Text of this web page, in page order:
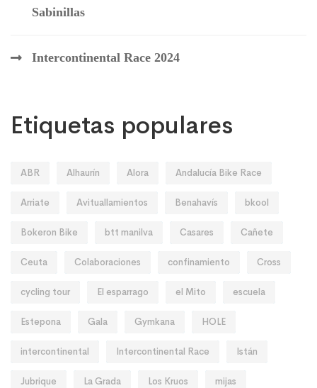
Sabinillas
Intercontinental Race 2024
Etiquetas populares
ABR Alhaurín Alora Andalucía Bike Race
Arriate Avituallamientos Benahavís bkool
Bokeron Bike btt manilva Casares Cañete
Ceuta Colaboraciones confinamiento Cross
cycling tour El esparrago el Mito escuela
Estepona Gala Gymkana HOLE
intercontinental Intercontinental Race Istán
Jubrique La Grada Los Kruos mijas